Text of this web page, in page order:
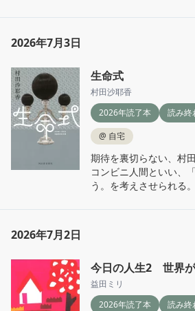
2026年7月3日
生命式
村田沙耶香
2026年読了本
読み終
@ 自宅
期待を裏切らない、村田
コンビニ人間といい、
う。を考えさせられる。
思ってもいなかった。
生命式の「式」は数式
て、それもあってか衝
2026年7月2日
今日の人生2 世界
益田ミリ
2026年読了本
読み終